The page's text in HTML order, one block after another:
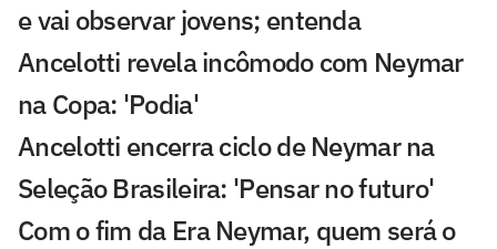
e vai observar jovens; entenda
Ancelotti revela incômodo com Neymar
na Copa: 'Podia'
Ancelotti encerra ciclo de Neymar na
Seleção Brasileira: 'Pensar no futuro'
Com o fim da Era Neymar, quem será o